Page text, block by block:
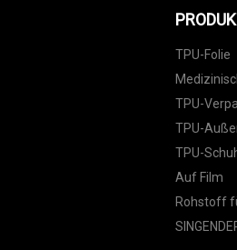
TPU-Folie
TPU-
TPU-
TPU-
Auf Film
Rohstoff